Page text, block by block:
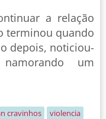
a relação
terminou quando
depois, noticiou-
um
cravinhos violencia